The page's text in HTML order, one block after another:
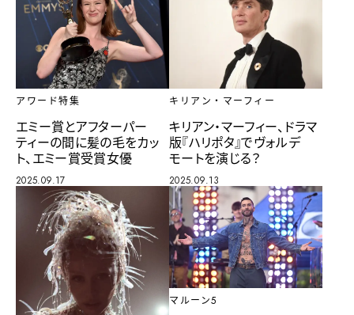
アワード特集
エミー賞とアフターパー
ティーの間に髪の毛をカッ
ト、エミー賞受賞女優
2025.09.17
キリアン・マーフィー
キリアン・マーフィー、ドラマ
版『ハリポタ』でヴォルデ
モートを演じる？
2025.09.13
マルーン5